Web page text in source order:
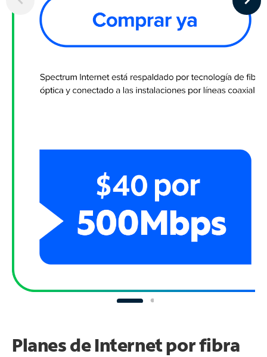
Planes de Internet por fibra